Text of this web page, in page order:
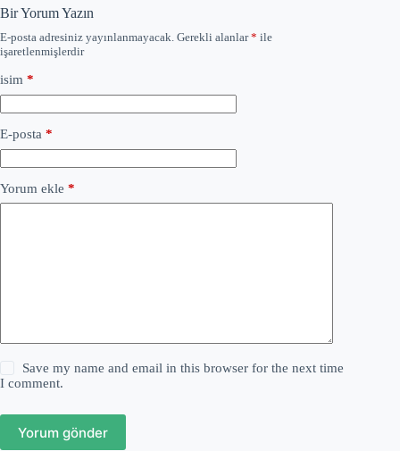
Bir Yorum Yazın
E-posta adresiniz yayınlanmayacak. Gerekli alanlar* ile
işaretlenmişlerdir
isim *
E-posta *
Yorum ekle *
Save my name and email in this browser for the next time
I comment.
Yorum gönder